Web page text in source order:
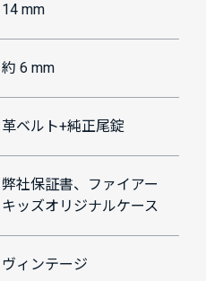
14 mm
約 6 mm
革ベルト+純正尾錠
弊社保証書、ファイアー
キッズオリジナルケース
ヴィンテージ